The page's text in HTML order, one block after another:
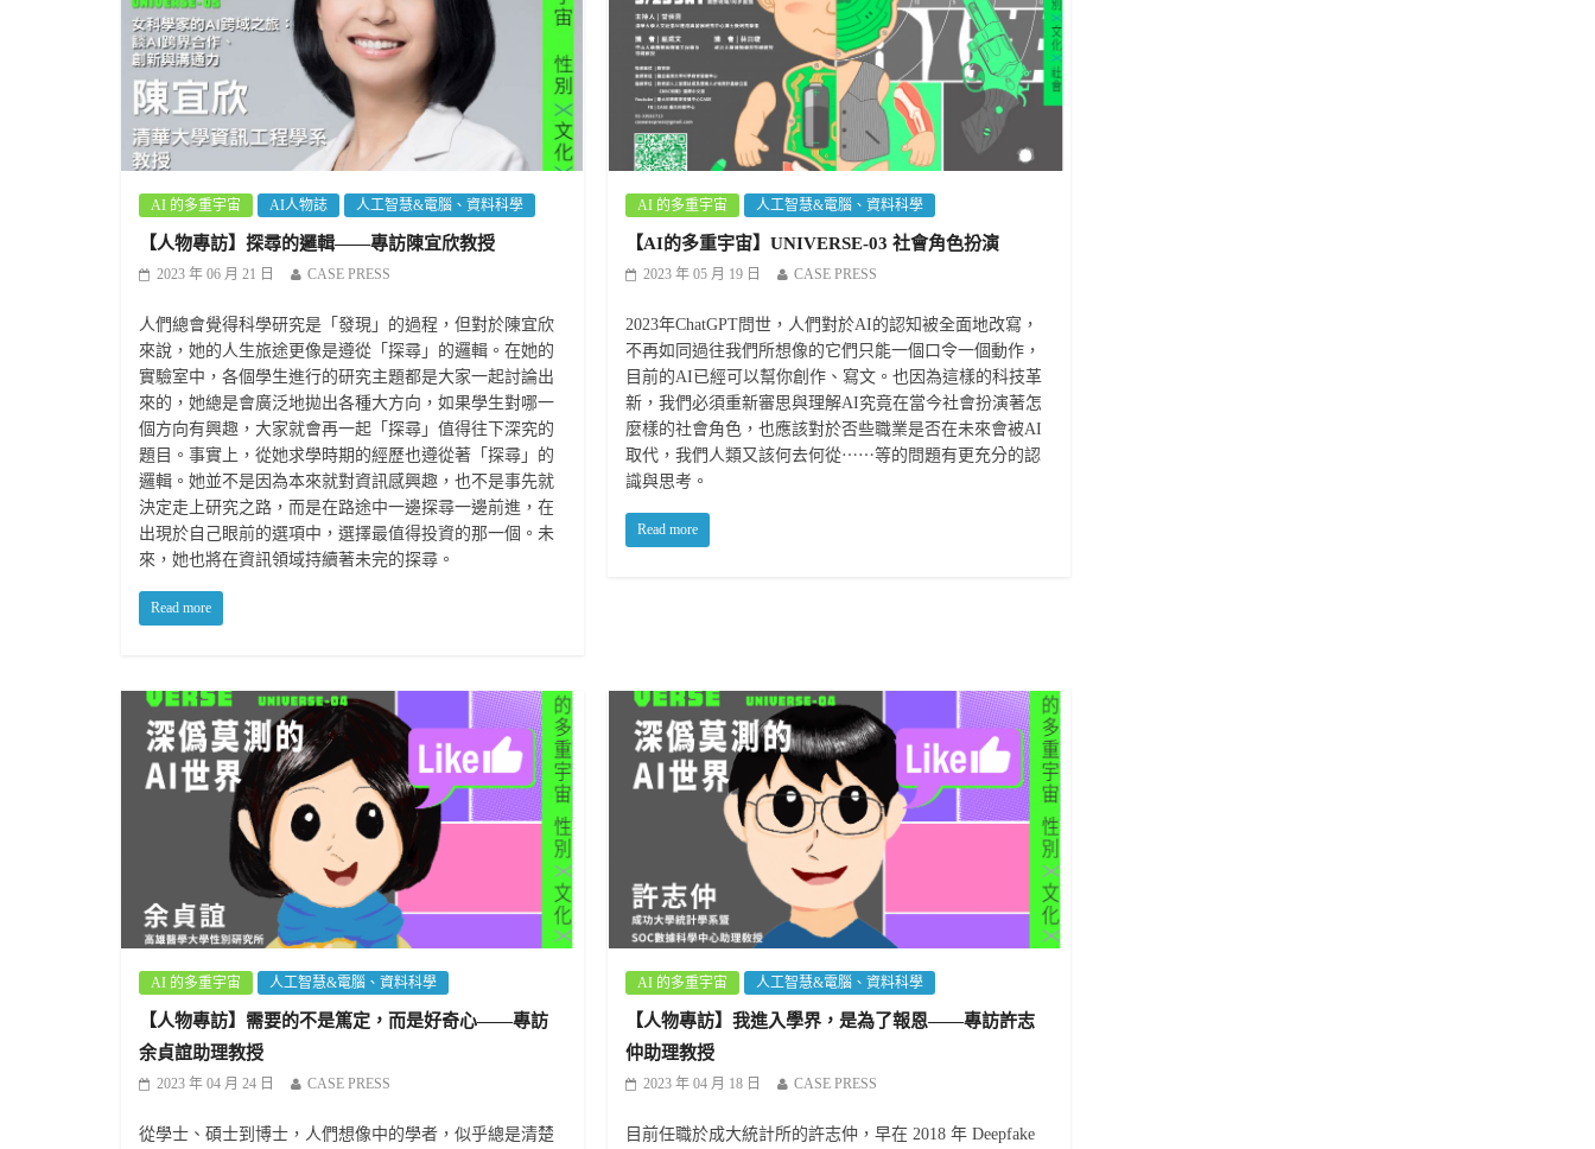
AI 的多重宇宙 AI人物誌 人工智慧&電腦、資料科學
【人物專訪】探尋的邏輯——專訪陳宜欣教授
2023 年 06 月 21 日 CASE PRESS
人們總會覺得科學研究是「發現」的過程，但對於陳宜欣
來說，她的人生旅途更像是遵從「探尋」的邏輯。在她的
實驗室中，各個學生進行的研究主題都是大家一起討論出
來的，她總是會廣泛地拋出各種大方向，如果學生對哪一
個方向有興趣，大家就會再一起「探尋」值得往下深究的
題目。事實上，從她求學時期的經歷也遵從著「探尋」的
邏輯。她並不是因為本來就對資訊感興趣，也不是事先就
決定走上研究之路，而是在路途中一邊探尋一邊前進，在
出現於自己眼前的選項中，選擇最值得投資的那一個。未
來，她也將在資訊領域持續著未完的探尋。
Read more
AI 的多重宇宙 人工智慧&電腦、資料科學
【AI的多重宇宙】UNIVERSE-03 社會角色扮演
2023 年 05 月 19 日 CASE PRESS
2023年ChatGPT問世，人們對於AI的認知被全面地改寫，
不再如同過往我們所想像的它們只能一個口令一個動作，
目前的AI已經可以幫你創作、寫文。也因為這樣的科技革
新，我們必須重新審思與理解AI究竟在當今社會扮演著怎
麼樣的社會角色，也應該對於否些職業是否在未來會被AI
取代，我們人類又該何去何從⋯⋯等的問題有更充分的認
識與思考。
Read more
AI 的多重宇宙 人工智慧&電腦、資料科學
【人物專訪】需要的不是篤定，而是好奇心——專訪
余貞誼助理教授
2023 年 04 月 24 日 CASE PRESS
從學士、碩士到博士，人們想像中的學者，似乎總是清楚
AI 的多重宇宙 人工智慧&電腦、資料科學
【人物專訪】我進入學界，是為了報恩——專訪許志
仲助理教授
2023 年 04 月 18 日 CASE PRESS
目前任職於成大統計所的許志仲，早在 2018 年 Deepfake